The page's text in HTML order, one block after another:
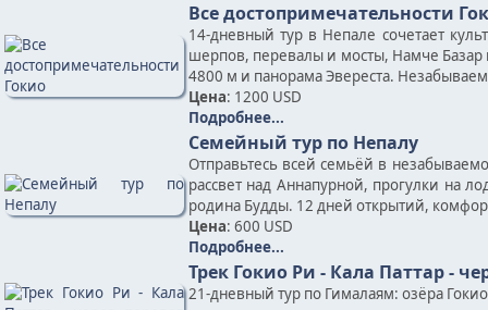
Все достопримечательности
14-дневный тур в Непале сочетает
шерпов, перевалы и мосты, Намче
4800 м и панорама Эвереста.
Цена: 1200 USD
Подробнее...
Семейный тур по Непалу
Отправьтесь всей семьёй в
рассвет над Аннапурной, прогулки на
родина Будды. 12 дней открытий,
Цена: 600 USD
Подробнее...
Трек Гокио Ри - Кала Паттар -
21-дневный тур по Гималаям: озёра